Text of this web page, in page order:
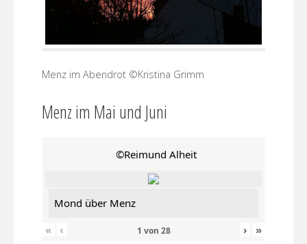
Menz im Abendrot ©Kristina Grimm
Menz im Mai und Juni
©Reimund Alheit
Mond über Menz
«
‹ 1 von 28 › »